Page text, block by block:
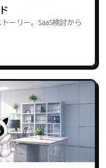
ーリー。SaaS検討から